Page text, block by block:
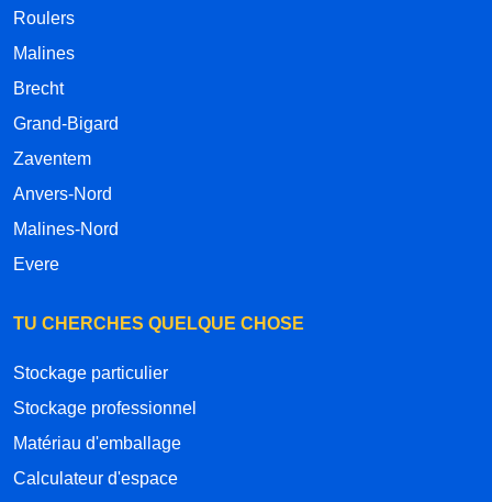
Roulers
Malines
Brecht
Grand-Bigard
Zaventem
Anvers-Nord
Malines-Nord
Evere
TU CHERCHES QUELQUE CHOSE
Stockage particulier
Stockage professionnel
Matériau d'emballage
Calculateur d'espace